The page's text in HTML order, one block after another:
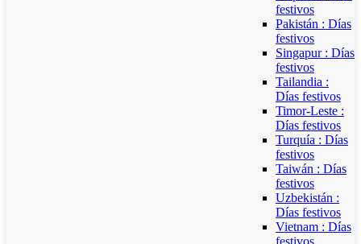
festivos
Pakistán : Días
festivos
Singapur : Días
festivos
Tailandia :
Días festivos
Timor-Leste :
Días festivos
Turquía : Días
festivos
Taiwán : Días
festivos
Uzbekistán :
Días festivos
Vietnam : Días
festivos